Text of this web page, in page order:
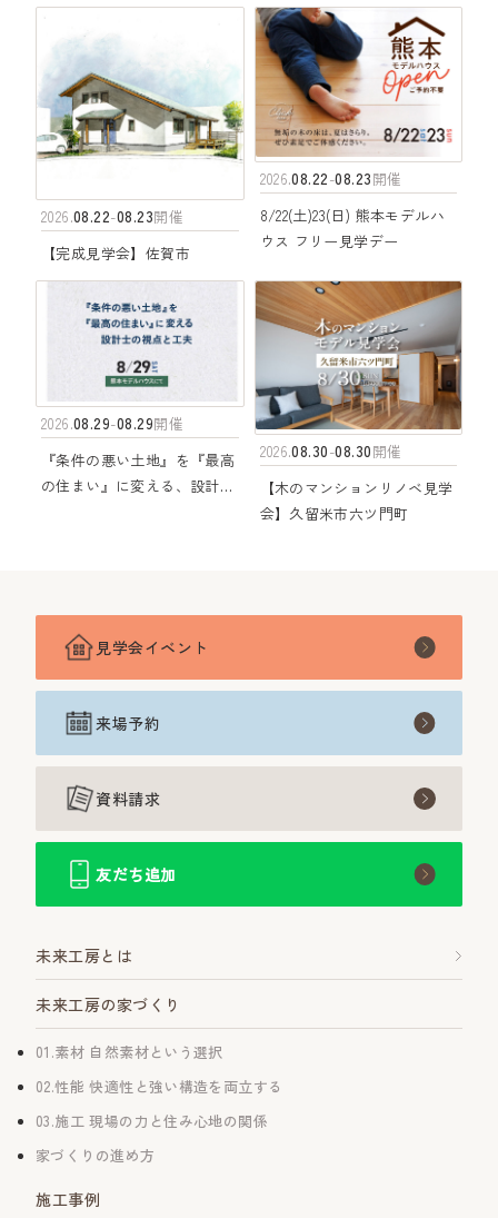
2026.08.22-08.23開催
【完成見学会】佐賀市
2026.08.22-08.23開催
8/22(土)23(日) 熊本モデルハ
ウス フリー見学デー
2026.08.29-08.29開催
『条件の悪い土地』を『最高
の住まい』に変える、設計士
2026.08.30-08.30開催
【木のマンションリノベ見学
会】久留米市六ツ門町
見学会イベント
来場予約
資料請求
友だち追加
未来工房とは
未来工房の家づくり
01.素材 自然素材という選択
02.性能 快適性と強い構造を両立する
03.施工 現場の力と住み心地の関係
家づくりの進め方
施工事例